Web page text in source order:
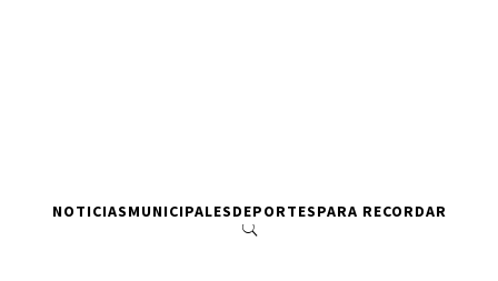
NOTICIASMUNICIPALESDEPORTESPARA RECORDAR